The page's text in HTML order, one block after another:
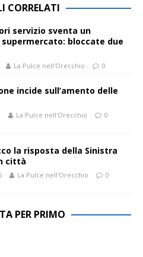
CORRELATI
servizio sventa un
bloccate due
La Pulce nell'Orecchio 0
incide sull’amento delle
La Pulce nell'Orecchio 0
la risposta della Sinistra
città
La Pulce nell'Orecchio 0
PER PRIMO